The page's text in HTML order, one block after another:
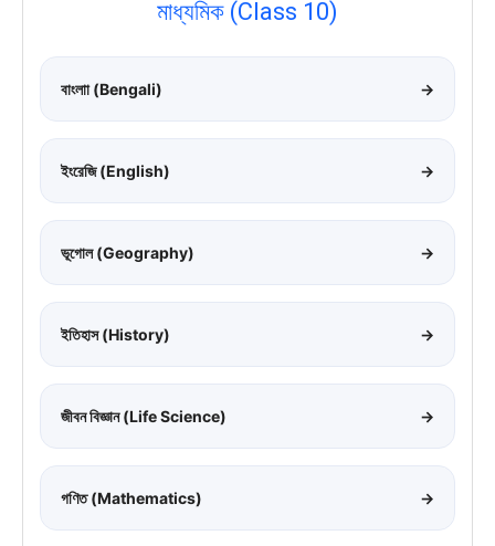
মাধ্যমিক (Class 10)
বাংলাা (Bengali) →
ইংরেজি (English) →
ভূগোল (Geography) →
ইতিহাস (History) →
জীবন বিজ্ঞান (Life Science) →
গণিত (Mathematics) →